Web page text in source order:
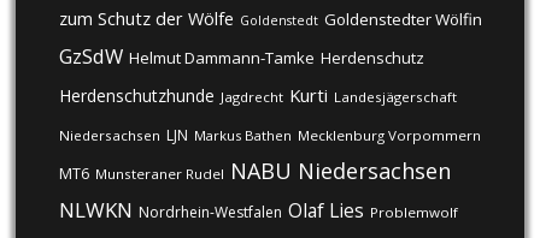
zum Schutz der Wölfe Goldenstedt Goldenstedter Wölfin
GzSdW Helmut Dammann-Tamke Herdenschutz
Herdenschutzhunde Jagdrecht Kurti Landesjägerschaft
Niedersachsen LJN Markus Bathen Mecklenburg Vorpommern
MT6 Munsteraner Rudel NABU Niedersachsen
NLWKN Nordrhein-Westfalen Olaf Lies Problemwolf